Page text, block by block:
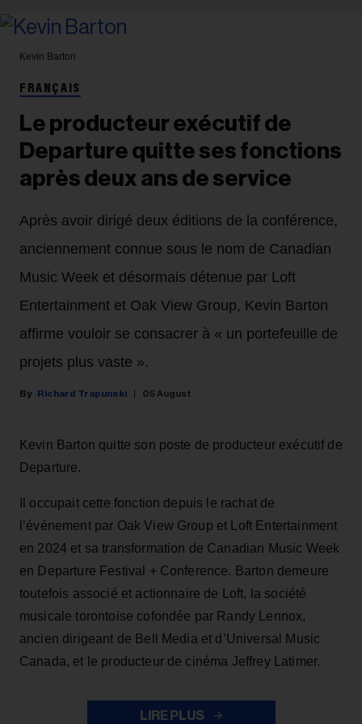
Kevin Barton
FRANÇAIS
Le producteur exécutif de
Departure quitte ses fonctions
après deux ans de service
Après avoir dirigé deux éditions de la conférence,
anciennement connue sous le nom de Canadian
Music Week et désormais détenue par Loft
Entertainment et Oak View Group, Kevin Barton
affirme vouloir se consacrer à « un portefeuille de
projets plus vaste ».
Richard Trapunski 05 August
Kevin Barton quitte son poste de producteur exécutif de
Departure.
Il occupait cette fonction depuis le rachat de
l’événement par Oak View Group et Loft Entertainment
en 2024 et sa transformation de Canadian Music Week
en Departure Festival + Conference. Barton demeure
toutefois associé et actionnaire de Loft, la société
musicale torontoise cofondée par Randy Lennox,
ancien dirigeant de Bell Media et d’Universal Music
Canada, et le producteur de cinéma Jeffrey Latimer.
LIRE PLUS